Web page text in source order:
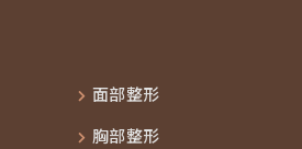
面部整形
胸部整形